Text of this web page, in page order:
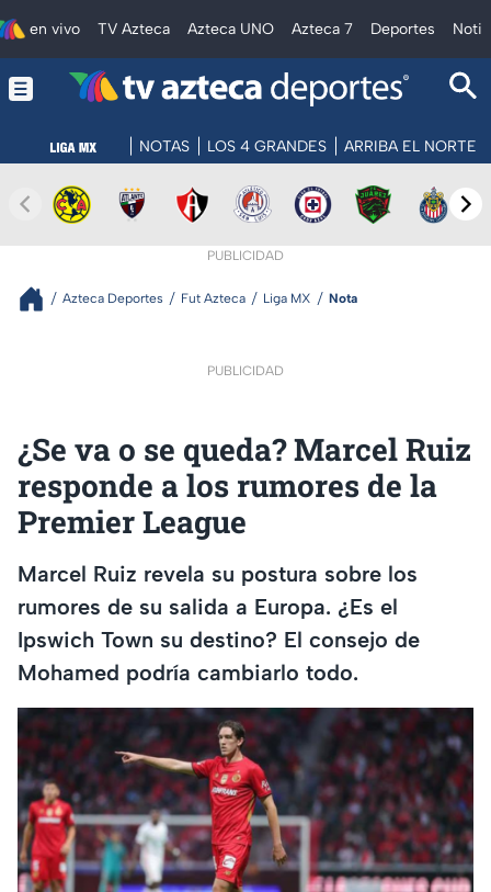
en vivo TV Azteca Azteca UNO Azteca 7 Deportes
NOTAS LOS 4 GRANDES ARRIBA EL NORTE
PUBLICIDAD
Azteca Deportes Fut Azteca Liga MX Nota
PUBLICIDAD
¿Se va o se queda? Marcel Ruiz
responde a los rumores de la
Premier League
Marcel Ruiz revela su postura sobre los
rumores de su salida a Europa. ¿Es el
Ipswich Town su destino? El consejo de
Mohamed podría cambiarlo todo.